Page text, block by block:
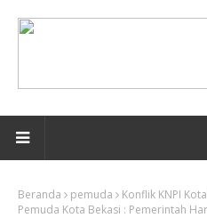
Beranda pemuda
Konflik KNPI
Pemuda Kota Bekasi : Pemerintah